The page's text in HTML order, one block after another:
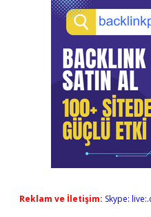
Reklam ve İletişim: Skype: